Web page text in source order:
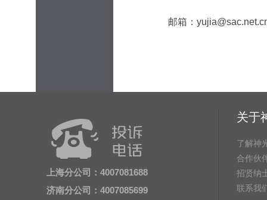
邮箱：yujia@sac.net.cn
上海分公司：4007081688
济南分公司：4007085699
关于
了解神
合作伙
招贤纳
联系我